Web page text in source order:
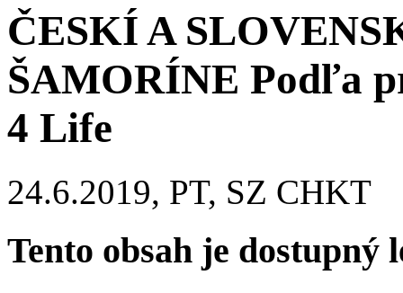
ČESKÍ A
ŠAMORÍNE Podľa
4 Life
24.6.2019, PT, SZ CHKT
Tento obsah je dostupný